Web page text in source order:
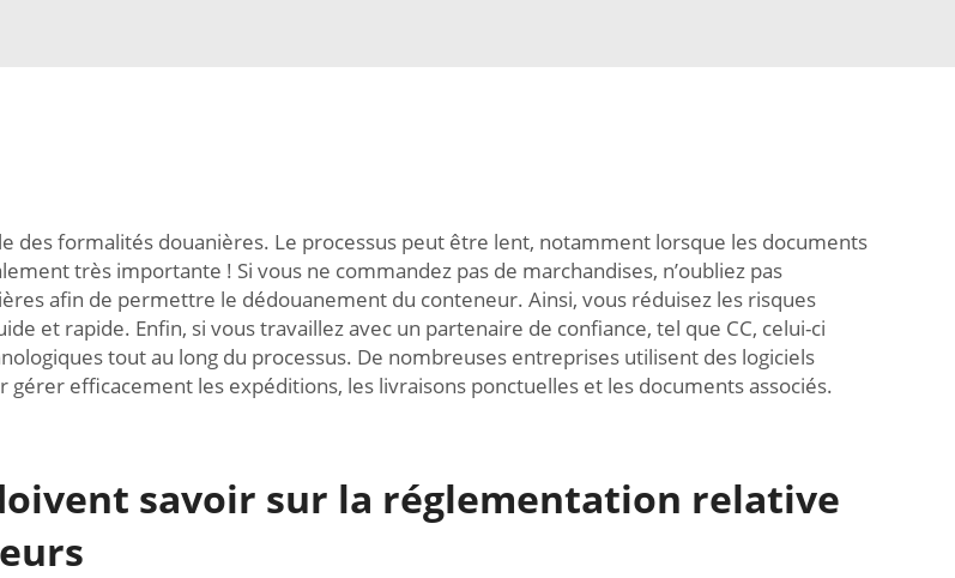
des formalités douanières. Le processus peut être lent, notamment lorsque les documents
très importante ! Si vous ne commandez pas de marchandises, n’oubliez pas
afin de permettre le dédouanement du conteneur. Ainsi, vous réduisez les risques
et rapide. Enfin, si vous travaillez avec un partenaire de confiance, tel que CC, celui-ci
tout au long du processus. De nombreuses entreprises utilisent des logiciels
efficacement les expéditions, les livraisons ponctuelles et les documents associés.
savoir sur la réglementation relative